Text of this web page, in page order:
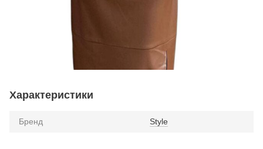
Характеристики
Бренд Style